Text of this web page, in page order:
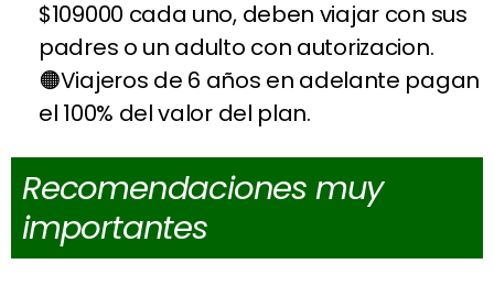
$109000 cada uno, deben viajar con sus
padres o un adulto con autorizacion.
Viajeros de 6 años en adelante pagan
el 100% del valor del plan.
Recomendaciones muy
importantes